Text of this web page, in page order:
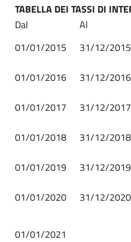
TABELLA DEI TASSI DI
Dal
Al
01/01/2015
31/12/2015
01/01/2016
31/12/2016
01/01/2017
31/12/2017
01/01/2018
31/12/2018
01/01/2019
31/12/2019
01/01/2020
31/12/2020
01/01/2021